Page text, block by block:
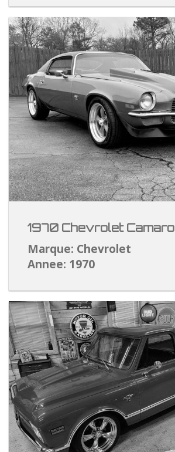
1970 Chevrolet Camaro
Marque: Chevrolet
Annee: 1970